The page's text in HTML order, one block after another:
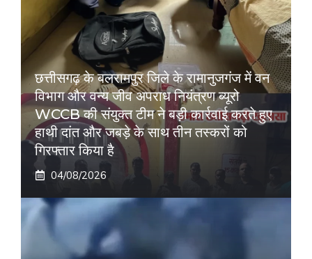
छत्तीसगढ़ के बलरामपुर जिले के रामानुजगंज में वन
विभाग और वन्य जीव अपराध नियंत्रण ब्यूरो
WCCB की संयुक्त टीम ने बड़ी कार्रवाई करते हुए
हाथी दांत और जबड़े के साथ तीन तस्करों को
गिरफ्तार किया है
04/08/2026